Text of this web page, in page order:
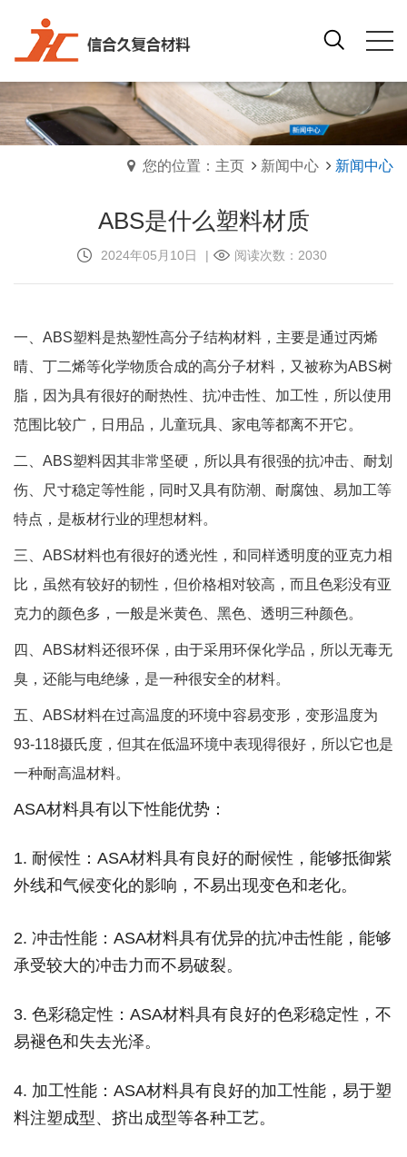
您的位置：主页 新闻中心 新闻中心
ABS是什么塑料材质
2024年05月10日 | 阅读次数：2030
一、ABS塑料是热塑性高分子结构材料，主要是通过丙烯
晴、丁二烯等化学物质合成的高分子材料，又被称为ABS树
脂，因为具有很好的耐热性、抗冲击性、加工性，所以使用
范围比较广，日用品，儿童玩具、家电等都离不开它。
二、ABS塑料因其非常坚硬，所以具有很强的抗冲击、耐划
伤、尺寸稳定等性能，同时又具有防潮、耐腐蚀、易加工等
特点，是板材行业的理想材料。
三、ABS材料也有很好的透光性，和同样透明度的亚克力相
比，虽然有较好的韧性，但价格相对较高，而且色彩没有亚
克力的颜色多，一般是米黄色、黑色、透明三种颜色。
四、ABS材料还很环保，由于采用环保化学品，所以无毒无
臭，还能与电绝缘，是一种很安全的材料。
五、ABS材料在过高温度的环境中容易变形，变形温度为
93-118摄氏度，但其在低温环境中表现得很好，所以它也是
一种耐高温材料。
ASA材料具有以下性能优势：
1. 耐候性：ASA材料具有良好的耐候性，能够抵御紫
外线和气候变化的影响，不易出现变色和老化。
2. 冲击性能：ASA材料具有优异的抗冲击性能，能够
承受较大的冲击力而不易破裂。
3. 色彩稳定性：ASA材料具有良好的色彩稳定性，不
易褪色和失去光泽。
4. 加工性能：ASA材料具有良好的加工性能，易于塑
料注塑成型、挤出成型等各种工艺。